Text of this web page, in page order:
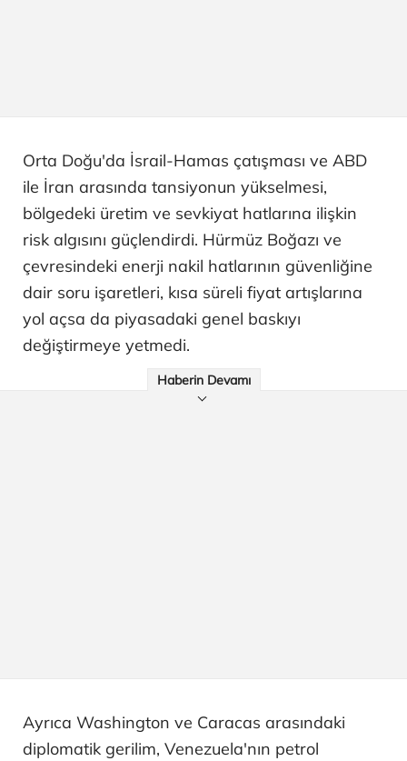
Orta Doğu'da İsrail-Hamas çatışması ve ABD
ile İran arasında tansiyonun yükselmesi,
bölgedeki üretim ve sevkiyat hatlarına ilişkin
risk algısını güçlendirdi. Hürmüz Boğazı ve
çevresindeki enerji nakil hatlarının güvenliğine
dair soru işaretleri, kısa süreli fiyat artışlarına
yol açsa da piyasadaki genel baskıyı
değiştirmeye yetmedi.
Haberin Devamı
Ayrıca Washington ve Caracas arasındaki
diplomatik gerilim, Venezuela'nın petrol